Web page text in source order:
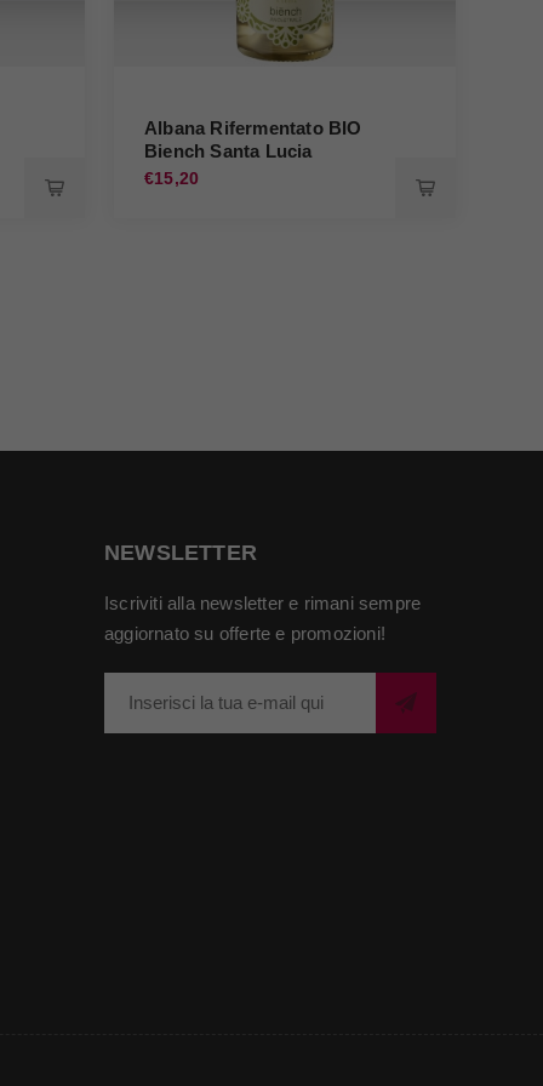
Albana Rifermentato BIO
Biench Santa Lucia
€15,20
NEWSLETTER
Iscriviti alla newsletter e rimani sempre
aggiornato su offerte e promozioni!